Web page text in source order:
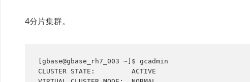
4分片集群。
[gbase@gbase_rh7_003 ~]$ gcadmin
CLUSTER STATE:         ACTIVE